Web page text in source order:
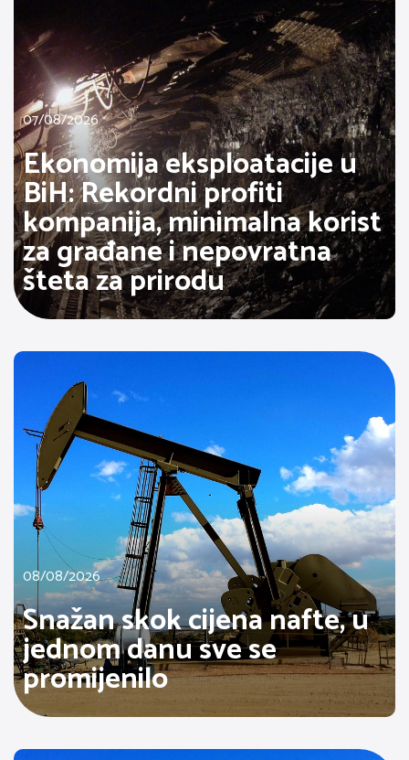
07/08/2026
Ekonomija eksploatacije u
BiH: Rekordni profiti
kompanija, minimalna korist
za građane i nepovratna
šteta za prirodu
08/08/2026
Snažan skok cijena nafte, u
jednom danu sve se
promijenilo